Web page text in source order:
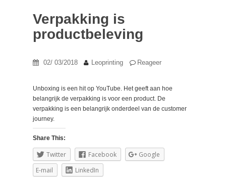
Verpakking is
productbeleving
02/ 03/2018 Leoprinting Reageer
Unboxing is een hit op YouTube. Het geeft aan hoe
belangrijk de verpakking is voor een product. De
verpakking is een belangrijk onderdeel van de customer
journey.
Share This:
Twitter Facebook
Google
E-mail
LinkedIn